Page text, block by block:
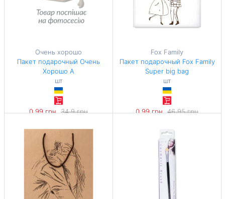
Очень хорошо
Пакет подарочный Очень
Хорошо А
шт
0,99 грн 34,9 грн
Fox Family
Пакет подарочный Fox Family
Super big bag
шт
0,99 грн 46,95 грн